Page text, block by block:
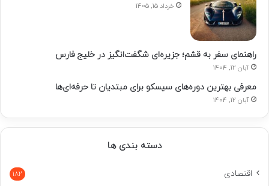
خرداد 15, 1405
راهنمای سفر به قشم؛ جزیره‌ای شگفت‌انگیز در خلیج فارس
آبان 12, 1404
معرفی بهترین دوره‌های سیسکو برای مبتدیان تا حرفه‌ای‌ها
آبان 12, 1404
دسته بندی ها
اقتصادی 182